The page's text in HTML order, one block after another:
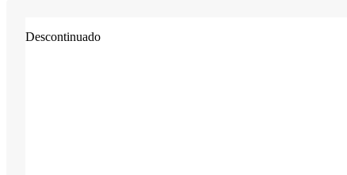
Descontinuado